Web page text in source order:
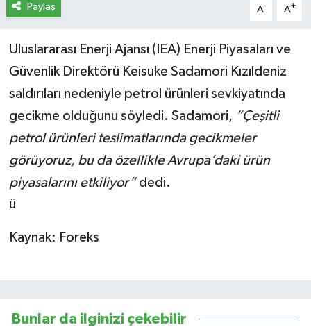
Paylaş A- A+
Uluslararası Enerji Ajansı (IEA) Enerji Piyasaları ve
Güvenlik Direktörü Keisuke Sadamori Kızıldeniz
saldırıları nedeniyle petrol ürünleri sevkiyatında
gecikme olduğunu söyledi. Sadamori, “Çeşitli
petrol ürünleri teslimatlarında gecikmeler
görüyoruz, bu da özellikle Avrupa’daki ürün
piyasalarını etkiliyor”dedi.
ü
Kaynak: Foreks
Bunlar da ilginizi çekebilir